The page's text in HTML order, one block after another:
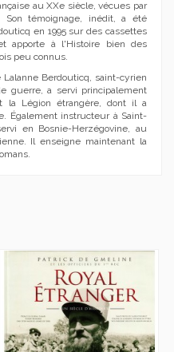
au XXe siècle, vécues par
Son témoignage, inédit, a été
en 1995 sur des cassettes
apporte à l'Histoire bien des
peu connus.
Lalanne Berdouticq, saint-cyrien
guerre, a servi principalement
la Légion étrangère, dont il a
Également instructeur à Saint-
en Bosnie-Herzégovine, au
Il enseigne maintenant la